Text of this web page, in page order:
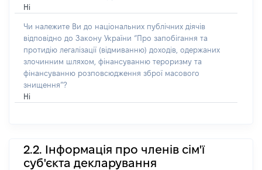
Ні
Чи належите Ви до національних публічних діячів
відповідно до Закону України “Про запобігання та
протидію легалізації (відмиванню) доходів, одержаних
злочинним шляхом, фінансуванню тероризму та
фінансуванню розповсюдження зброї масового
знищення”?
Ні
2.2. Інформація про членів сім'ї
суб'єкта декларування